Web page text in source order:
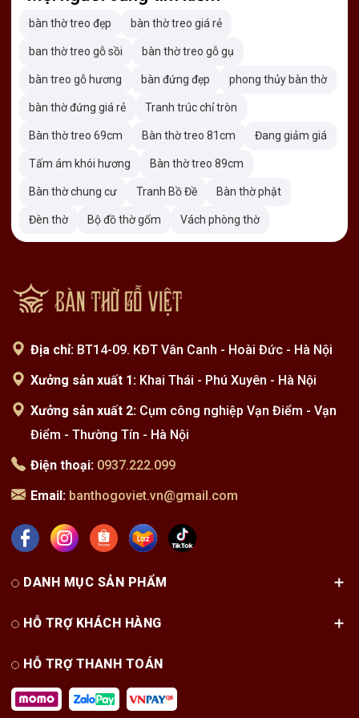
Sự)
Bàn thờ Phúc Trường Anluôn giữ gìn văn hóa người Việt
Nam trong từng sản phẩm. Là đơn vị chuyên cung cấp các
mẽ về chất lượng và dịch vụ chuyên nghiệp.
Quý khách cần hỗ trợ vui lòng gọi điện hoặc nhắn tin zalo
theo hotline 0937.222.099. Tìm hiểu thêm các mẫu
Tặng tấm chống ám khói trần
bàn thờ treo đẹp bàn thờ treo giá rẻ
ban thờ treo gỗ sồi bàn thờ treo gỗ gụ
bàn treo gỗ hương bàn đứng đẹp phong thủy bàn thờ
bàn thờ đứng giá rẻ Tranh trúc chỉ tròn
Bàn thờ treo 69cm Bàn thờ treo 81cm Đang giảm giá
Tấm ám khói hương Bàn thờ treo 89cm
Bàn thờ chung cư Tranh Bồ Đề Bàn thờ phật
Đèn thờ Bộ đồ thờ gốm Vách phòng thờ
Địa chỉ: BT14-09. KĐT Vân Canh - Hoài Đức - Hà Nội
Xưởng sản xuất 1: Khai Thái - Phú Xuyên - Hà Nội
Xưởng sản xuất 2: Cụm công nghiệp Vạn Điểm - Vạn
Điểm - Thường Tín - Hà Nội
Điện thoại: 0937.222.099
Email: banthogoviet.vn@gmail.com
DANH MỤC SẢN PHẨM
HỖ TRỢ KHÁCH HÀNG
HỖ TRỢ THANH TOÁN